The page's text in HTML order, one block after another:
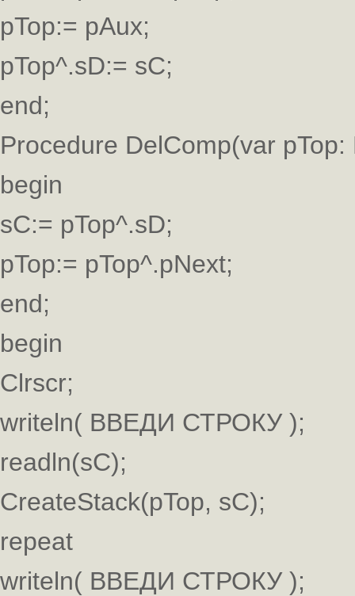
pTop:= pAux;
pTop^.sD:= sC;
end;
Procedure DelComp(var
begin
sC:= pTop^.sD;
pTop:= pTop^.pNext;
end;
begin
Clrscr;
writeln( ВВЕДИ СТРОКУ );
readln(sC);
CreateStack(pTop, sC);
repeat
writeln( ВВЕДИ СТРОКУ );